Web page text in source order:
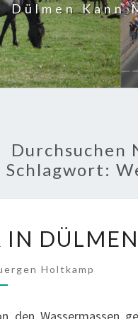
Dülmen Kann
Durchsuchen
Schlagwort:
IN DÜLMEN
Holtkamp